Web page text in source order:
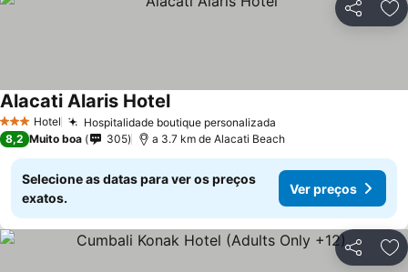
Partilhar
3 EstrelasHotel Hospitalidade boutique personalizada
Alacati Alaris HotelVer preços
8,2 Muito boa 305 a 3.7 km de Alacati Beach
Selecione as datas para ver os preços
exatos.
Ver preços
Partilhar